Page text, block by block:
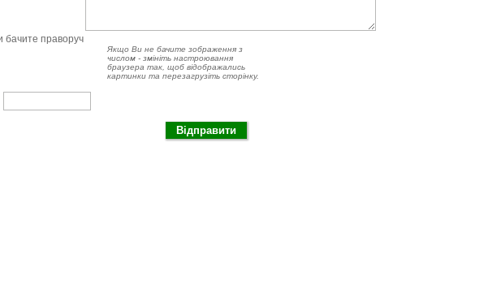
бачите праворуч
Якщо Ви не бачите зображення з
числом - змініть настроювання
браузера так, щоб відображались
картинки та перезагрузіть сторінку.